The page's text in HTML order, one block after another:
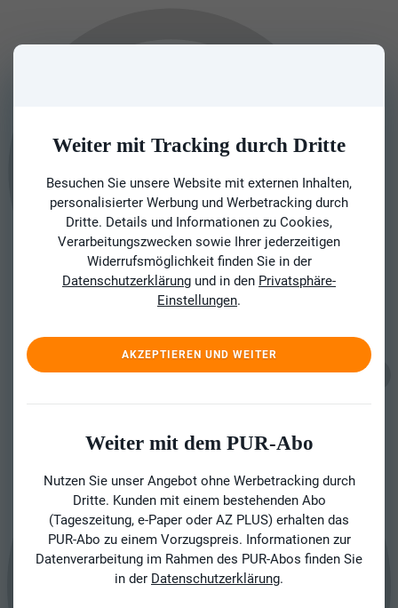
Weiter mit Tracking durch Dritte
Besuchen Sie unsere Website mit externen Inhalten,
personalisierter Werbung und Werbetracking durch
Dritte. Details und Informationen zu Cookies,
Verarbeitungszwecken sowie Ihrer jederzeitigen
Widerrufsmöglichkeit finden Sie in der
Datenschutzerklärung und in den Privatsphäre-
Einstellungen.
AKZEPTIEREN UND WEITER
Weiter mit dem PUR-Abo
Nutzen Sie unser Angebot ohne Werbetracking durch
Dritte. Kunden mit einem bestehenden Abo
(Tageszeitung, e-Paper oder AZ PLUS) erhalten das
PUR-Abo zu einem Vorzugspreis. Informationen zur
Datenverarbeitung im Rahmen des PUR-Abos finden Sie
in der Datenschutzerklärung.